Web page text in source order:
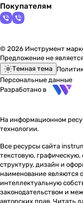
Покупателям
© 2026 Инструмент
Предложение не
Темная тема
Персональные данные
Разработано в
На информационном
технологии.
Все ресурсы сайта
текстовую,
структуру, дизайн и
наименование являются
интеллектуальную
законодательством и
авторских прав. Читать